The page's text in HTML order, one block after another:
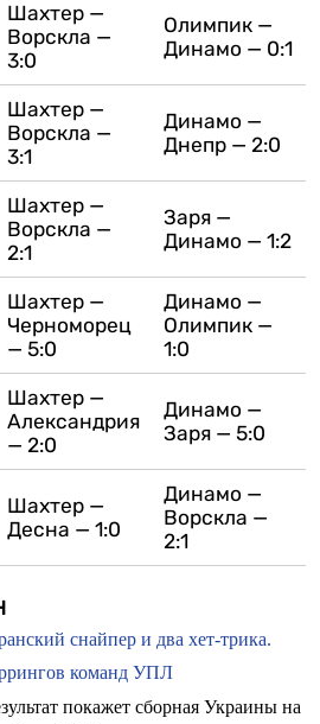
Шахтер —
Ворскла —
3:0
Олимпик —
Динамо — 0:1
Шахтер —
Ворскла —
3:1
Динамо —
Днепр — 2:0
Шахтер —
Ворскла —
2:1
Заря —
Динамо — 1:2
Шахтер —
Черноморец
— 5:0
Динамо —
Олимпик —
1:0
Шахтер —
Александрия
— 2:0
Динамо —
Заря — 5:0
Шахтер —
Десна — 1:0
Динамо —
Ворскла —
2:1
снайпер и два хет-трика.
команд УПЛ
покажет сборная Украины на